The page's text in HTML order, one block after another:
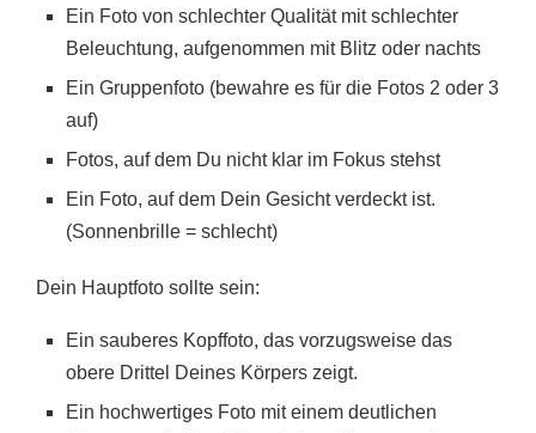
Ein Foto von schlechter Qualität mit schlechter
Beleuchtung, aufgenommen mit Blitz oder nachts
Ein Gruppenfoto (bewahre es für die Fotos 2 oder 3
auf)
Fotos, auf dem Du nicht klar im Fokus stehst
Ein Foto, auf dem Dein Gesicht verdeckt ist.
(Sonnenbrille = schlecht)
Dein Hauptfoto sollte sein:
Ein sauberes Kopffoto, das vorzugsweise das
obere Drittel Deines Körpers zeigt.
Ein hochwertiges Foto mit einem deutlichen